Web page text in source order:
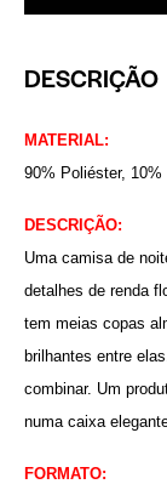
DESCRIÇÃO
MATERIAL:
90% Poliéster, 10%
DESCRIÇÃO:
Uma camisa de
detalhes de renda
tem meias copas
brilhantes entre
combinar. Um
numa caixa
FORMATO: